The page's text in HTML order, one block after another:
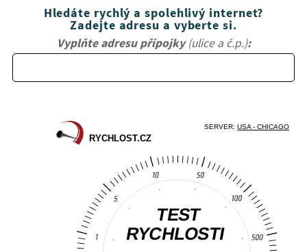
Hledáte rychlý a spolehlivý internet?
Zadejte adresu a vyberte si.
Vyplňte adresu přípojky(ulice a č.p.):